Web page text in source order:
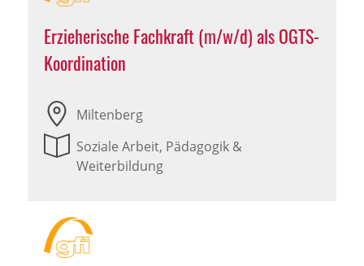
Erzieherische Fachkraft (m/w/d) als OGTS-
Koordination
Miltenberg
Soziale Arbeit, Pädagogik &
Weiterbildung